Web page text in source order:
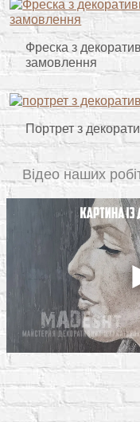
Відео
Питання-відповідь
Контакти
Фреска з
замовлення
Портрет з
Відео наших